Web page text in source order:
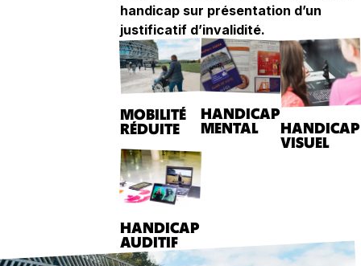
handicap sur présentation d’un
justificatif d’invalidité.
MOBILITÉ
RÉDUITE
HANDICAP
MENTAL HANDICAP
VISUEL
HANDICAP
AUDITIF